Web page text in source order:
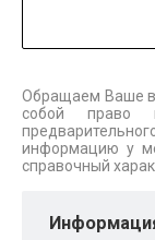
Обращаем Ваше
собой право
информацию у
справочный